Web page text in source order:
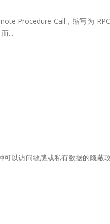
Procedure Call，缩写为
...
以访问敏感或私有数据的隐蔽